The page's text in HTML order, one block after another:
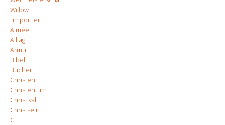
Willow
_importiert
Aimée
Alltag
Armut
Bibel
Bücher
Christen
Christentum
Christival
Christsein
CT